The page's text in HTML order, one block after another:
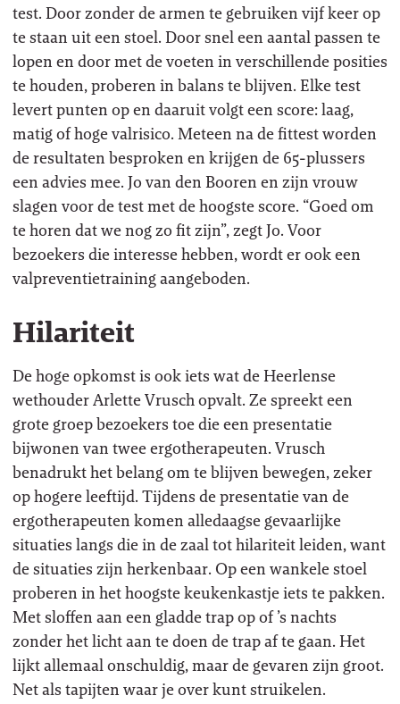
test. Door zonder de armen te gebruiken vijf keer op
te staan uit een stoel. Door snel een aantal passen te
lopen en door met de voeten in verschillende posities
te houden, proberen in balans te blijven. Elke test
levert punten op en daaruit volgt een score: laag,
matig of hoge valrisico. Meteen na de fittest worden
de resultaten besproken en krijgen de 65-plussers
een advies mee. Jo van den Booren en zijn vrouw
slagen voor de test met de hoogste score. “Goed om
te horen dat we nog zo fit zijn”, zegt Jo. Voor
bezoekers die interesse hebben, wordt er ook een
valpreventietraining aangeboden.
Hilariteit
De hoge opkomst is ook iets wat de Heerlense
wethouder Arlette Vrusch opvalt. Ze spreekt een
grote groep bezoekers toe die een presentatie
bijwonen van twee ergotherapeuten. Vrusch
benadrukt het belang om te blijven bewegen, zeker
op hogere leeftijd. Tijdens de presentatie van de
ergotherapeuten komen alledaagse gevaarlijke
situaties langs die in de zaal tot hilariteit leiden, want
de situaties zijn herkenbaar. Op een wankele stoel
proberen in het hoogste keukenkastje iets te pakken.
Met sloffen aan een gladde trap op of ’s nachts
zonder het licht aan te doen de trap af te gaan. Het
lijkt allemaal onschuldig, maar de gevaren zijn groot.
Net als tapijten waar je over kunt struikelen.